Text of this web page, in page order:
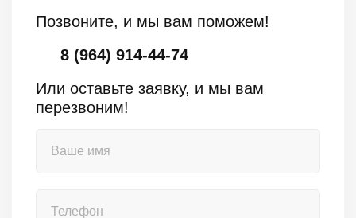
Позвоните, и мы вам поможем!
8 (964) 914-44-74
Или оставьте заявку, и мы вам
перезвоним!